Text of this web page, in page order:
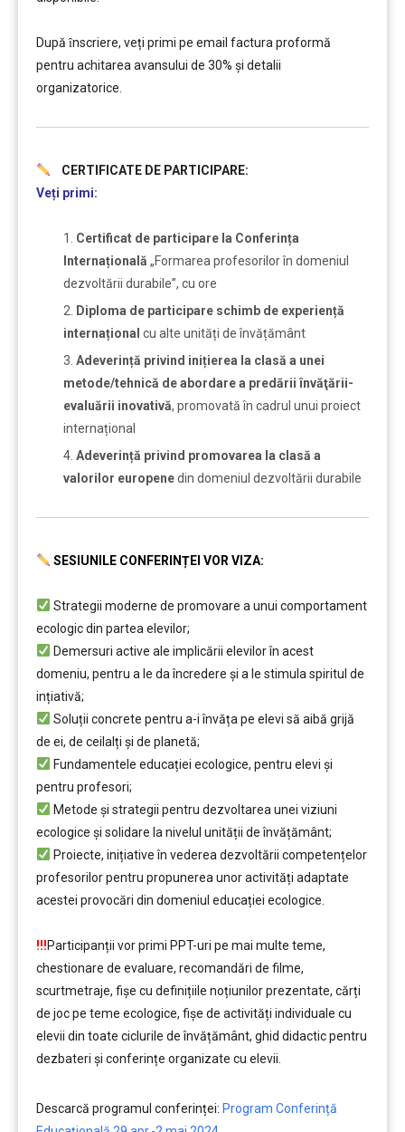
După ȋnscriere, veți primi pe email factura proformă
pentru achitarea avansului de 30% și detalii
organizatorice.
CERTIFICATE DE PARTICIPARE:
Veți primi:
Certificat de participare la Conferința
Internațională „Formarea profesorilor în domeniul
dezvoltării durabile”, cu ore
Diploma de participare schimb de experiență
internațional cu alte unități de învățământ
Adeverință privind inițierea la clasă a unei
metode/tehnică de abordare a predării învăţării-
evaluării inovativă, promovată în cadrul unui proiect
internațional
Adeverință privind promovarea la clasă a
valorilor europenedin domeniul dezvoltării durabile
SESIUNILE CONFERINȚEI VOR VIZA:
Strategii moderne de promovare a unui comportament
ecologic din partea elevilor;
Demersuri active ale implicării elevilor în acest
domeniu, pentru a le da încredere și a le stimula spiritul de
ințiativă;
Soluții concrete pentru a-i învăța pe elevi să aibă grijă
de ei, de ceilalți și de planetă;
Fundamentele educației ecologice, pentru elevi și
pentru profesori;
Metode și strategii pentru dezvoltarea unei viziuni
ecologice și solidare la nivelul unității de învățământ;
Proiecte, inițiative în vederea dezvoltării competențelor
profesorilor pentru propunerea unor activități adaptate
acestei provocări din domeniul educației ecologice.
!!!Participanții vor primi PPT-uri pe mai multe teme,
chestionare de evaluare, recomandări de filme,
scurtmetraje, fișe cu definițiile noțiunilor prezentate, cărți
de joc pe teme ecologice, fișe de activități individuale cu
elevii din toate ciclurile de învățământ, ghid didactic pentru
dezbateri și conferințe organizate cu elevii.
Descarcă programul conferinței: Program Conferință